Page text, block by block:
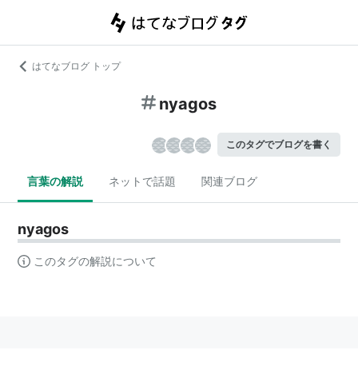
はてなブログ トップ
nyagos
このタグでブログを書く
言葉の解説 ネットで話題 関連ブログ
nyagos
このタグの解説について